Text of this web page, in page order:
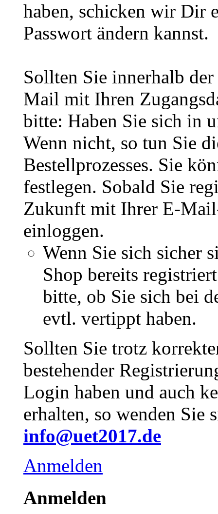
haben, schicken wir Dir
Passwort ändern kannst.
Sollten Sie innerhalb
Mail mit Ihren
bitte: Haben Sie sich in
Wenn nicht, so tun Sie
Bestellprozesses. Sie
festlegen. Sobald Sie
Zukunft mit Ihrer E-
einloggen.
Wenn Sie sich sicher
Shop bereits
bitte, ob Sie sich bei
evtl. vertippt haben.
Sollten Sie trotz
bestehender
Login haben und auch
erhalten, so wenden
info@uet2017.de
Anmelden
Anmelden